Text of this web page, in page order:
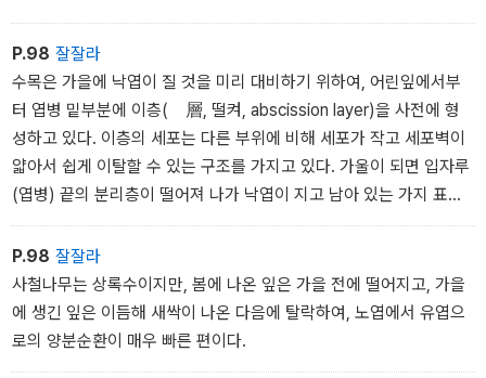
P.98 잘잘라
수목은 가을에 낙엽이 질 것을 미리 대비하기 위하여, 어린잎에서부
터 엽병 밑부분에 이층(離層, 떨켜, abscission layer)을 사전에 형
성하고 있다. 이층의 세포는 다른 부위에 비해 세포가 작고 세포벽이
얇아서 쉽게 이탈할 수 있는 구조를 가지고 있다. 가울이 되면 입자루
(엽병) 끝의 분리층이 떨어져 나가 낙엽이 지고 남아 있는 가지 표면
에 수베린(suberin), 검(gum) 등이 분비되는 수베린화, 리그닌화, 그
리고 코르크로 보호하는 코르크화가 진행되어 보호층을 형성하면서
탈리현상(脫離現象, abscission)을 마무리한다.
P.98 잘잘라
사철나무는 상록수이지만, 봄에 나온 잎은 가을 전에 떨어지고, 가을
에 생긴 잎은 이듬해 새싹이 나온 다음에 탈락하여, 노엽에서 유엽으
로의 양분순환이 매우 빠른 편이다.